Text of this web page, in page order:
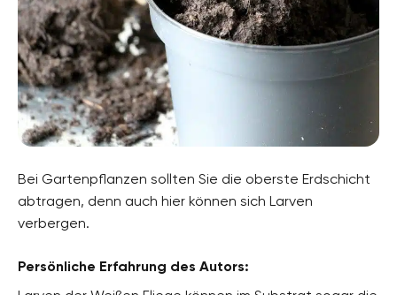
Bei Gartenpflanzen sollten Sie die oberste Erdschicht
abtragen, denn auch hier können sich Larven
verbergen.
Persönliche Erfahrung des Autors: